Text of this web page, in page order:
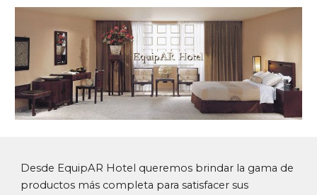
Desde EquipAR Hotel queremos brindar la gama de
productos más completa para satisfacer sus